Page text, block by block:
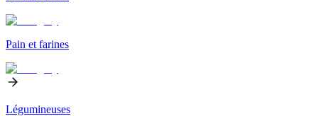
Pain et farines
Légumineuses